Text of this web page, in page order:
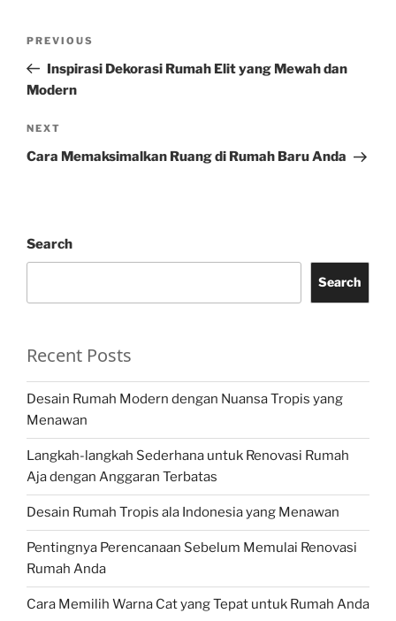
Previous
Post
PREVIOUS
Inspirasi Dekorasi Rumah Elit yang Mewah dan
Modern
Next
Post
NEXT
Cara Memaksimalkan Ruang di Rumah Baru Anda
Search
Search
Recent Posts
Desain Rumah Modern dengan Nuansa Tropis yang
Menawan
Langkah-langkah Sederhana untuk Renovasi Rumah
Aja dengan Anggaran Terbatas
Desain Rumah Tropis ala Indonesia yang Menawan
Pentingnya Perencanaan Sebelum Memulai Renovasi
Rumah Anda
Cara Memilih Warna Cat yang Tepat untuk Rumah Anda